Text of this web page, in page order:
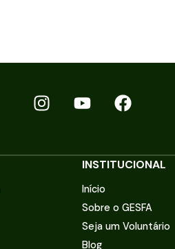
INSTITUCIONAL
Início
Sobre o GESFA
Seja um Voluntário
Blog